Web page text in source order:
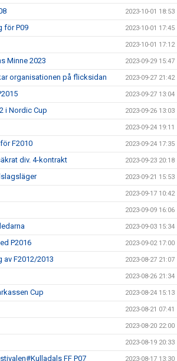
2023-10-01 18:53
för P09 2023-10-01 17:45
2023-10-01 17:12
Minne 2023 2023-09-29 15:47
organisationen på flicksidan 2023-09-27 21:42
2023-09-27 13:04
i Nordic Cup 2023-09-26 13:03
2023-09-24 19:11
F2010 2023-09-24 17:35
div. 4-kontrakt 2023-09-23 20:18
2023-09-21 15:53
2023-09-17 10:42
2023-09-09 16:06
2023-09-03 15:34
P2016 2023-09-02 17:00
av F2012/2013 2023-08-27 21:07
2023-08-26 21:34
Cup 2023-08-24 15:13
2023-08-21 07:41
2023-08-20 22:00
2023-08-19 20:33
FF P07 2023-08-17 13:30